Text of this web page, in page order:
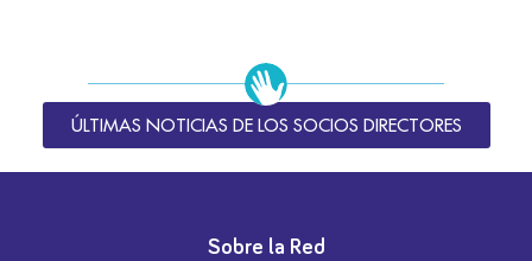
ÚLTIMAS NOTICIAS DE LOS SOCIOS DIRECTORES
Sobre la Red